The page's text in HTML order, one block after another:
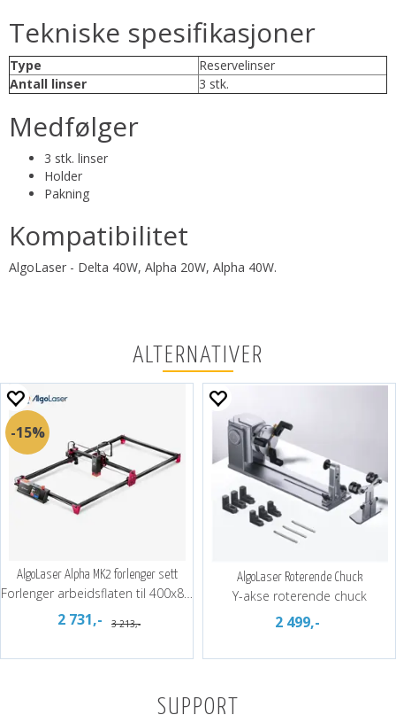
Tekniske spesifikasjoner
Type
Reservelinser
Antall linser
3 stk.
Medfølger
3 stk. linser
Holder
Pakning
Kompatibilitet
AlgoLaser - Delta 40W, Alpha 20W, Alpha 40W.
ALTERNATIVER
15%
AlgoLaser Alpha MK2 forlenger sett
Forlenger arbeidsflaten til 400x880mm
2 731,- 3 213,-
AlgoLaser Roterende Chuck
Y-akse roterende chuck
2 499,-
SUPPORT